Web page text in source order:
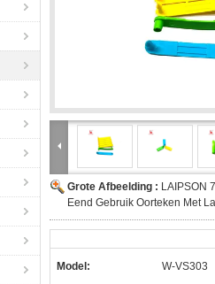
Grote Afbeelding : LAIPSON
Eend Gebruik Oorteken Met
Model: W-VS303